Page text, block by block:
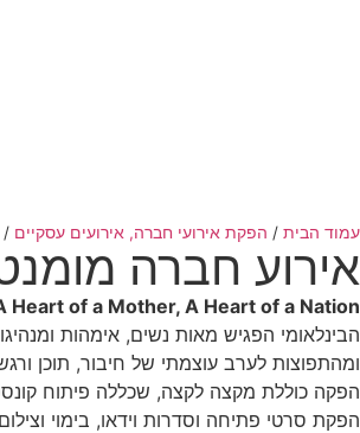
עמוד הבית / הפקת אירועי חברה, אירועים עסקיים /
אירוע חברה
Heart of a Mother, A Heart of a Nation
הבינלאומי הפגיש מאות נשים, אימהות
ומהתפוצות לערב עוצמתי של חיבור, תוכן
הפקה כוללת מקצה לקצה, שכללה פיתוח
הפקת סרטי פתיחה וסדרות וידאו, בימוי